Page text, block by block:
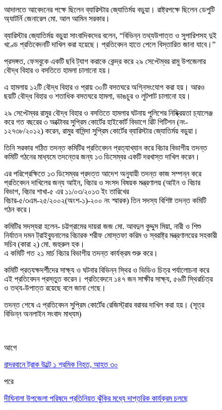
আদালতে আবেদনের পক্ষে ছিলেন ব্যারিস্টার জ্যোতির্ময় বড়ুয়া। রাষ্ট্রপক্ষে ছিলেন ডেপুটি
অ্যাটর্নি জেনারেল মো. আল আমিন সরকার।
ব্যারিস্টার জ্যোতির্ময় বড়ুয়া সাংবাদিকদের বলেন, “বিভিন্ন তথ্যউপাত্ত ও সুপারিশসহ দুই
খণ্ডে প্রতিবেদনটি দাখিল করা হয়েছে। প্রতিবেদন হাতে পেলে বিস্তারিত জানা যাবে।”
প্রসঙ্গত, ফেসবুকে একটি ছবি ট্যাগ করাকে কেন্দ্র করে ২৯ সেপ্টেম্বর রামু উপজেলার
বৌদ্ধ বিহার ও বসতিতে হামলা চালানো হয়।
এ হামলায় ১২টি বৌদ্ধ বিহার ও প্রায় ৩০টি বসতঘরে অগ্নিসংযোগ করা হয়। আরও
ছয়টি বৌদ্ধ বিহার ও শতাধিক বসতঘরে হামলা, ভাঙচুর ও লুটপাট চালানো হয়।
২৯ সেপ্টেম্বর রামুর বৌদ্ধ বিহার ও বসতিতে হামলার ঘটনায় পুলিশের নিষ্ক্রিয়তা চ্যালেঞ্জ
করে গত বছরের ৩ অক্টোবর সুপ্রিম কোর্টের হাইকোর্ট বিভাগে রিট পিটিশন (নং-
১২৭৩৮/২০১২) করেন, রামুর বাসিন্দা সুপ্রিম কোর্টের ব্যারিস্টার জ্যোতির্ময় বড়ুয়া।
তিনি সরকার গঠিত তদন্ত কমিটির প্রতিবেদন প্রত্যাখ্যান করে বিচার বিভাগীয় তদন্ত
কমিটি গঠনের মাধ্যমে তদন্তের জন্য ১৩ ডিসেম্বর একটি দরখাস্ত দাখিল করেন।
এর পরিপ্রেক্ষিতে ১৩ ডিসেম্বর প্রদত্ত আদেশ অনুযায়ী তদন্ত কাজ সম্পন্ন করে
প্রতিবেদন দাখিলের জন্য আইন, বিচার ও সংসদ বিষয়ক মন্ত্রণালয় (আইন ও বিচার
বিভাগ, বিচার শাখা-৫ এর ১১/০৩/২০১৩ ইং তারিখের
বিচার-৫/৩এম-২৫/২০০২(অংশ-১)-২০০ নং স্মারক) তিন সদস্য বিশিষ্ট তদন্ত কমিটি
গঠন করে।
কমিটির সদস্যরা হলেন- চট্টগ্রামের দায়রা জজ মো. আবদুল কুদ্দুস মিয়া, নারী ও শিশু
নির্যাতন দমন ট্রাইব্যুনালের বিচারক শরীফ মোস্তফা করিম ও স্বরাষ্ট্র মন্ত্রণালয়ের সহকারী
সচিব (কারা ২) মো. জহুরুল হক।
এ কমিটি গত ২১ মার্চ বিচার বিভাগীয় তদন্ত কার্যক্রম শুরু করে।
কমিটি প্রত্যক্ষদর্শীদের সাক্ষ্য ও ঘটনার বিভিন্ন স্থির ও ভিডিও চিত্র পর্যালোচনা করে
এই প্রতিবেদন প্রস্তুত করেন। প্রতিবেদনে ১৪৭ জন সাক্ষীর সাক্ষ্য, ৫৬টি স্থিরচিত্র
ও তথ্য-উপাত্ত রয়েছে বলে জানা গেছে।
তদন্ত শেষে এ প্রতিবেদন সুপ্রিম কোর্টের রেজিস্ট্রার বরাবর দাখিল করা হয়। (সূত্র
বিভিন্ন অনলাইন সংবাদ মাধ্যম)
আগে
বান্দরবানে ট্রাক উল্টে ১ শ্রমিক নিহত, আহত ৩০
পরে
দীঘিনালা উপজেলা পরিষদে প্রতিনিয়ত ঝুঁকির মধ্যে দাপ্তরিক কার্যক্রম চলছে